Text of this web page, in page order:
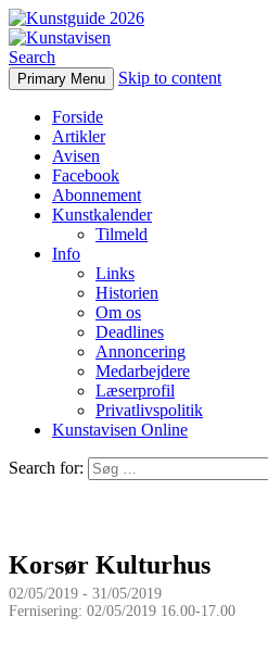
Kunstavisen
Search
Primary Menu Skip to content
Forside
Artikler
Avisen
Facebook
Abonnement
Kunstkalender
Tilmeld
Info
Links
Historien
Om os
Deadlines
Annoncering
Medarbejdere
Læserprofil
Privatlivspolitik
Kunstavisen Online
Search for:
Korsør Kulturhus
02/05/2019 - 31/05/2019
Fernisering: 02/05/2019 16.00-17.00